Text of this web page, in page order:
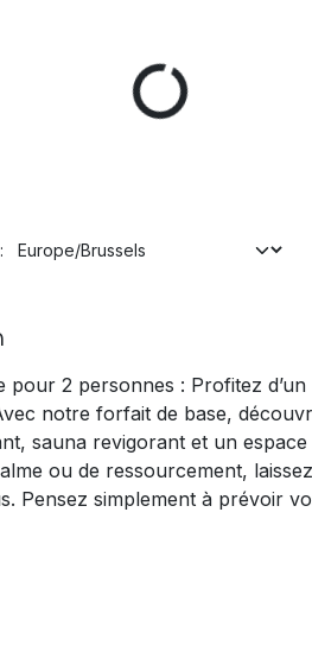
pour 2 personnes : Profitez
notre forfait de base,
sauna revigorant et un
ou de ressourcement,
Pensez simplement à prévoir